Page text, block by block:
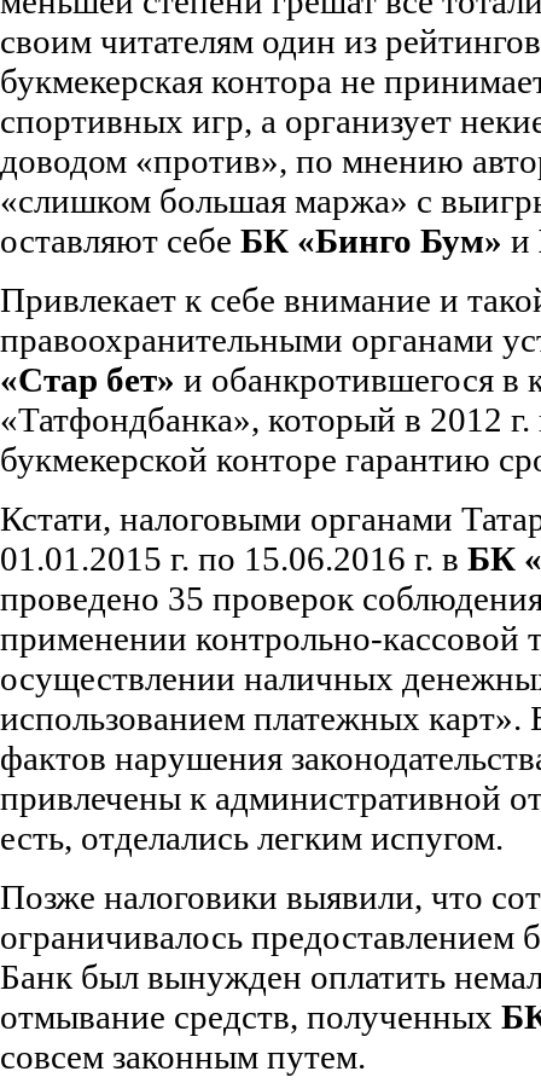
своим читателям один из
букмекерская контора не
спортивных игр, а организует
доводом «против», по мнению
«слишком большая маржа» с
оставляют себе БК «Бинго Бум» и
Привлекает к себе внимание и
правоохранительными органами
«Стар бет» и обанкротившегося в
«Татфондбанка», который в 2012 г.
букмекерской конторе гарантию
Кстати, налоговыми органами
01.01.2015 г. по 15.06.2016 г. в БК
проведено 35 проверок
применении контрольно-кассовой
осуществлении наличных
использованием платежных карт».
фактов нарушения
привлечены к административной
есть, отделались легким испугом.
Позже налоговики выявили, что
ограничивалось предоставлением
Банк был вынужден оплатить
отмывание средств, полученных
совсем законным путем.